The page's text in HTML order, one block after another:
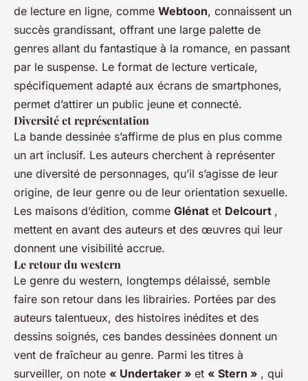
de lecture en ligne, comme Webtoon, connaissent un
succès grandissant, offrant une large palette de
genres allant du fantastique à la romance, en passant
par le suspense. Le format de lecture verticale,
spécifiquement adapté aux écrans de smartphones,
permet d’attirer un public jeune et connecté.
Diversité et représentation
La bande dessinée s’affirme de plus en plus comme
un art inclusif. Les auteurs cherchent à représenter
une diversité de personnages, qu’il s’agisse de leur
origine, de leur genre ou de leur orientation sexuelle.
Les maisons d’édition, comme Glénat et Delcourt ,
mettent en avant des auteurs et des œuvres qui leur
donnent une visibilité accrue.
Le retour du western
Le genre du western, longtemps délaissé, semble
faire son retour dans les librairies. Portées par des
auteurs talentueux, des histoires inédites et des
dessins soignés, ces bandes dessinées donnent un
vent de fraîcheur au genre. Parmi les titres à
surveiller, on note « Undertaker » et « Stern » , qui